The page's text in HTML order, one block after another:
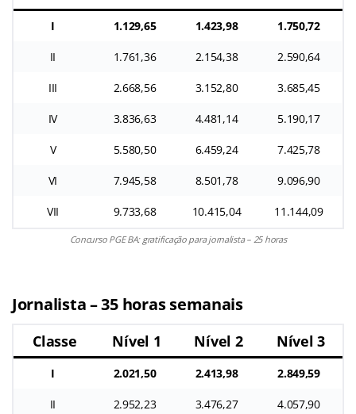
I 1.129,65 1.423,98 1.750,72
II 1.761,36 2.154,38 2.590,64
III 2.668,56 3.152,80 3.685,45
IV 3.836,63 4.481,14 5.190,17
V 5.580,50 6.459,24 7.425,78
VI 7.945,58 8.501,78 9.096,90
VII 9.733,68 10.415,04 11.144,09
Concurso PGE BA: gratificação para jornalista – 25 horas
Jornalista – 35 horas semanais
Classe Nível 1 Nível 2 Nível 3
I 2.021,50 2.413,98 2.849,59
II 2.952,23 3.476,27 4.057,90